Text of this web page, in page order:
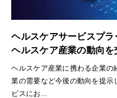
ヘルスケアサービスプ
ヘルスケア産業の動向を
ヘルスケア産業に携わる企業
業の需要など今後の動向を提示
ビスにお...